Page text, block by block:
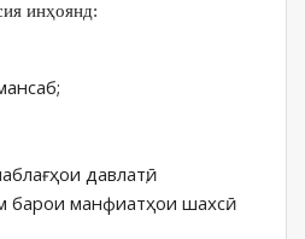
инҳоянд:
давлатӣ;
манфиатҳои шахсӣ.